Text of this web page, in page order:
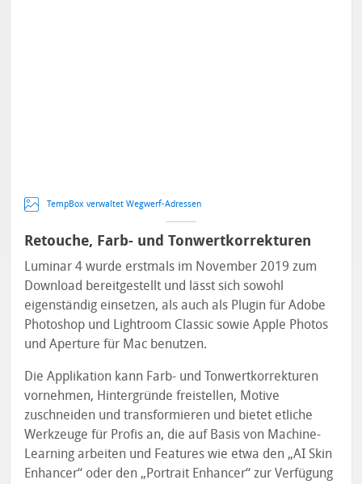
TempBox verwaltet Wegwerf-Adressen
Retouche, Farb- und Tonwertkorrekturen
Luminar 4 wurde erstmals im November 2019 zum
Download bereitgestellt und lässt sich sowohl
eigenständig einsetzen, als auch als Plugin für Adobe
Photoshop und Lightroom Classic sowie Apple Photos
und Aperture für Mac benutzen.
Die Applikation kann Farb- und Tonwertkorrekturen
vornehmen, Hintergründe freistellen, Motive
zuschneiden und transformieren und bietet etliche
Werkzeuge für Profis an, die auf Basis von Machine-
Learning arbeiten und Features wie etwa den „AI Skin
Enhancer“ oder den „Portrait Enhancer“ zur Verfügung